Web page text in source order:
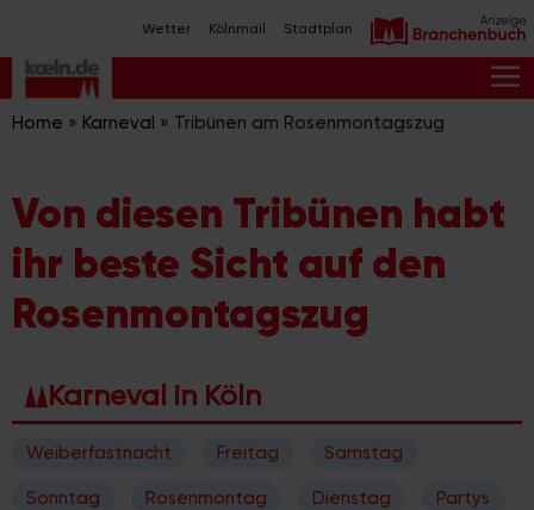
Inhalt
springen
Wetter Kölnmail Stadtplan
Home » Karneval » Tribünen am Rosenmontagszug
Von diesen Tribünen habt
ihr beste Sicht auf den
Rosenmontagszug
Karneval in Köln
Weiberfastnacht Freitag Samstag
Sonntag Rosenmontag Dienstag Partys